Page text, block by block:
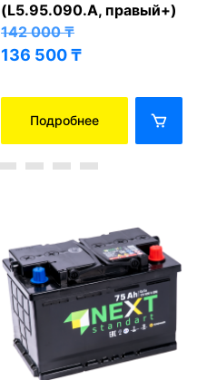
(L5.95.090.A, правый+)
142 000₸
136 500₸
Подробнее